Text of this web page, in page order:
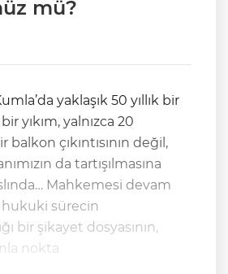
mü?
yaklaşık 50 yıllık bir
yıkım, yalnızca 20
çıkıntısının değil,
da tartışılmasına
devam
sürecin
bir şikayet dosyasının,
nokta